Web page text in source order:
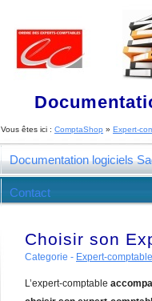
Vous êtes ici : ComptaShop » Expert-
Documentation logiciels
Contact
Choisir son
Categorie - Expert-comptable
L’expert-comptable